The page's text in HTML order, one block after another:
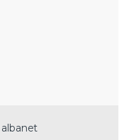
albanet